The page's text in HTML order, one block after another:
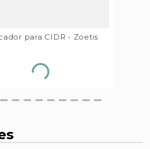
para CIDR - Zoetis